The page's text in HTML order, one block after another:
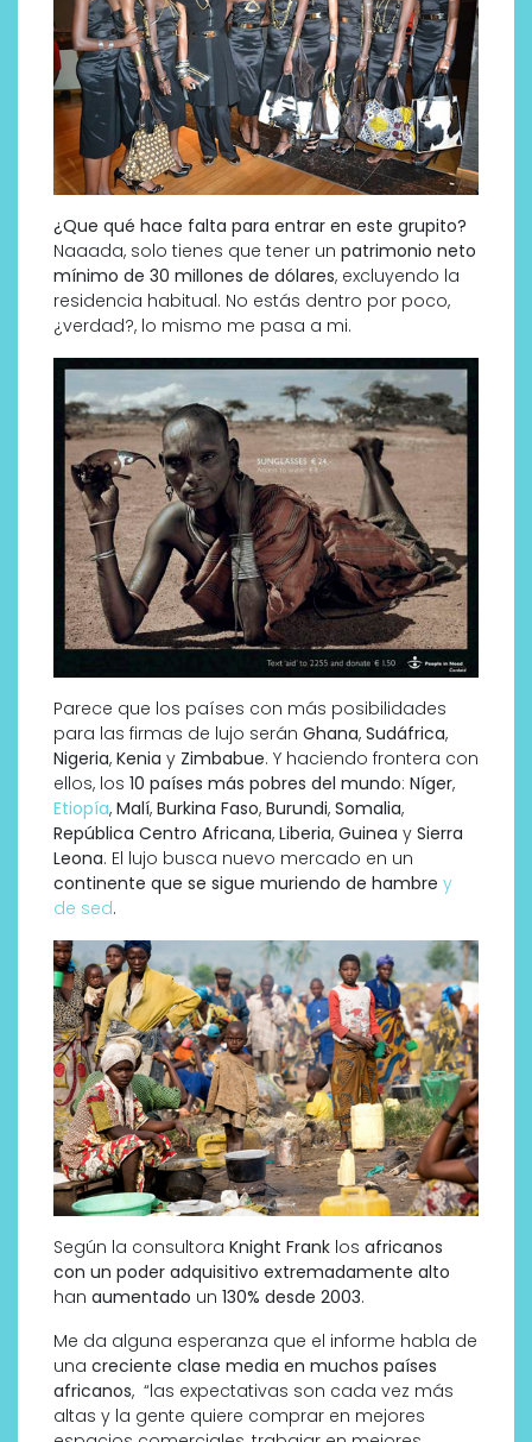
¿Que qué hace falta para entrar en este grupito?
Naaada, solo tienes que tener un patrimonio neto
mínimo de 30 millones de dólares, excluyendo la
residencia habitual. No estás dentro por poco,
¿verdad?, lo mismo me pasa a mi.
Parece que los países con más posibilidades
para las firmas de lujo serán Ghana, Sudáfrica,
Nigeria, Kenia y Zimbabue. Y haciendo frontera con
ellos, los 10 países más pobres del mundo: Níger,
Etiopía, Malí, Burkina Faso, Burundi, Somalia,
República Centro Africana, Liberia, Guinea y Sierra
Leona. El lujo busca nuevo mercado en un
continente que se sigue muriendo de hambre y
de sed.
Según la consultora Knight Frank los africanos
con un poder adquisitivo extremadamente alto
han aumentado un 130% desde 2003.
Me da alguna esperanza que el informe habla de
una creciente clase media en muchos países
africanos, “las expectativas son cada vez más
altas y la gente quiere comprar en mejores